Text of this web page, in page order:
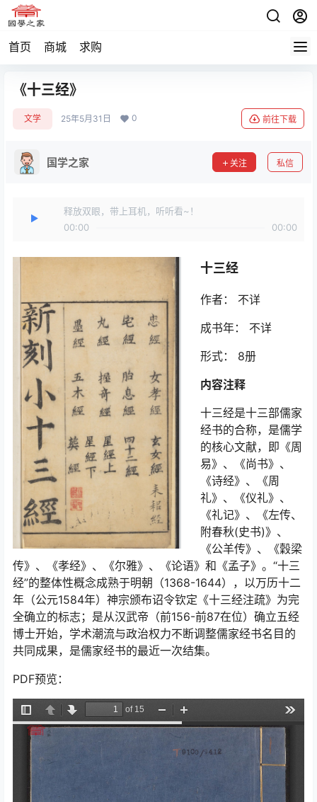
首页 商城 求购
《十三经》
文学 25年5月31日 0 前往下载
国学之家 关注 私信
释放双眼，带上耳机，听听看~！
00:00
00:00
十三经
作者： 不详
成书年： 不详
形式： 8册
内容注释
十三经是十三部儒家
经书的合称，是儒学
的核心文献，即《周
易》、《尚书》、
《诗经》、《周
礼》、《仪礼》、
《礼记》、《左传、
附春秋(史书)》、
《公羊传》、《穀梁
传》、《孝经》、《尔雅》、《论语》和《孟子》。“十三
经”的整体性概念成熟于明朝（1368-1644），以万历十二
年（公元1584年）神宗颁布诏令钦定《十三经注疏》为完
全确立的标志；是从汉武帝（前156-前87在位）确立五经
博士开始，学术潮流与政治权力不断调整儒家经书名目的
共同成果，是儒家经书的最近一次结集。
PDF预览：